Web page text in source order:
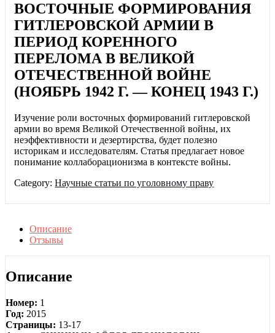
ВОСТОЧНЫЕ ФОРМИРОВАНИЯ
ГИТЛЕРОВСКОЙ АРМИИ В
ПЕРИОД КОРЕННОГО
ПЕРЕЛОМА В ВЕЛИКОЙ
ОТЕЧЕСТВЕННОЙ ВОЙНЕ
(НОЯБРЬ 1942 Г. — КОНЕЦ 1943 Г.)
Изучение роли восточных формирований гитлеровской
армии во время Великой Отечественной войны, их
неэффективности и дезертирства, будет полезно
историкам и исследователям. Статья предлагает новое
понимание коллаборационизма в контексте войны.
Category:Научные статьи по уголовному праву
Описание
Отзывы
Описание
Номер: 1
Год: 2015
Страницы: 13-17